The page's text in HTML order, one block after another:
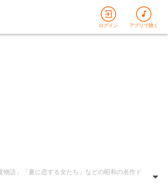
ログイン アプリで聴く
語」「夏に恋する女たち」などの昭和の名作ド